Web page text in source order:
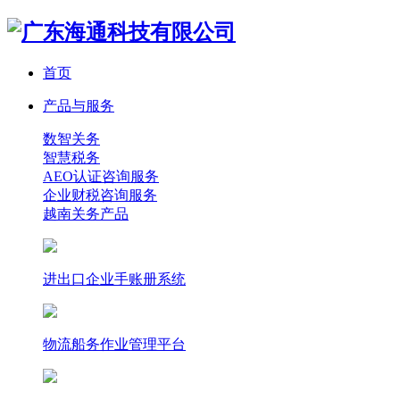
首页
产品与服务
数智关务
智慧税务
AEO认证咨询服务
企业财税咨询服务
越南关务产品
进出口企业手账册系统
物流船务作业管理平台